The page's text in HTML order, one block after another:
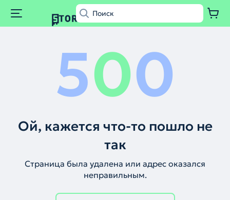
500
Ой, кажется что-то пошло не
так
Страница была удалена или адрес оказался
неправильным.